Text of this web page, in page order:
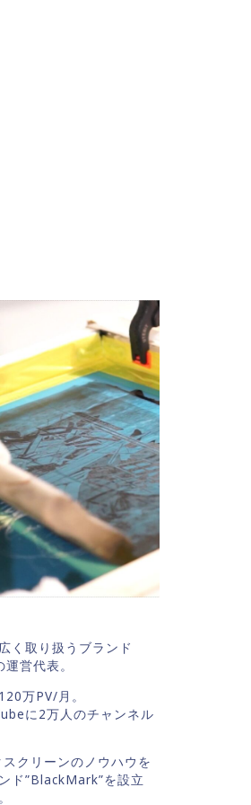
く取り扱うブランド
営代表。
万PV/月。
に2万人のチャンネル
クリーンのノウハウを
ド”BlackMark”を設立